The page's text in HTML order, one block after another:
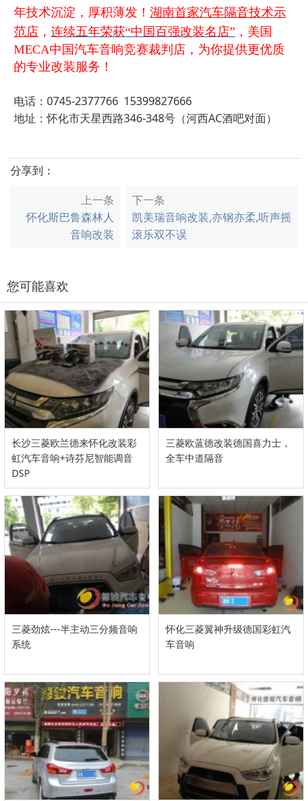
年技术沉淀，厚积薄发！ 湖南首家汽车隔音技术示
范店 ， 连续五年荣获“中国百强改装名店” ，美国
MECA中国汽车音响竞赛裁判店，为你提供更优质
的专业改装服务！
电话：0745-2377766 15399827666
地址：怀化市天星西路346-348号（河西AC酒吧对面）
分享到：
上一条
怀化斯巴鲁森林人
音响改装
下一条
凯美瑞音响改装,亦钢亦柔,听声摇
滚乐双不误
您可能喜欢
长沙三菱欧兰德来怀化改装彩
虹汽车音响+诗芬尼智能调音
DSP
三菱欧蓝德改装德国喜力士，
全车中道隔音
三菱劲炫---半主动三分频音响
系统
怀化三菱翼神升级德国彩虹汽
车音响